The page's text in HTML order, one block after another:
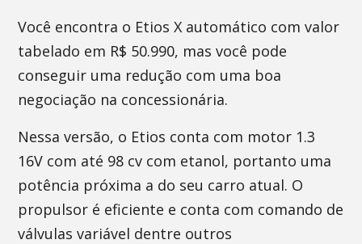
Você encontra o Etios X automático com valor
tabelado em R$ 50.990, mas você pode
conseguir uma redução com uma boa
negociação na concessionária.
Nessa versão, o Etios conta com motor 1.3
16V com até 98 cv com etanol, portanto uma
potência próxima a do seu carro atual. O
propulsor é eficiente e conta com comando de
válvulas variável dentre outros